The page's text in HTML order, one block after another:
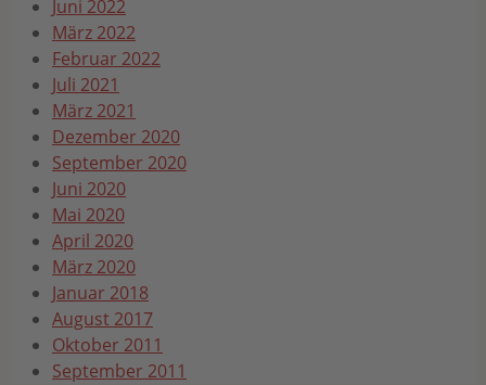
Juni 2022
März 2022
Februar 2022
Juli 2021
März 2021
Dezember 2020
September 2020
Juni 2020
Mai 2020
April 2020
März 2020
Januar 2018
August 2017
Oktober 2011
September 2011